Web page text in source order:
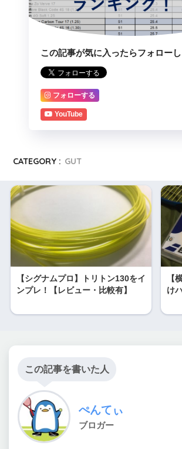
この記事が気に入ったらフォローし
フォローする
YouTube
CATEGORY : GUT
【シグナムプロ】トリトン130をイ
ンプレ！【レビュー・比較有】
【
け
この記事を書いた人
ぺんてぃ
ブロガー